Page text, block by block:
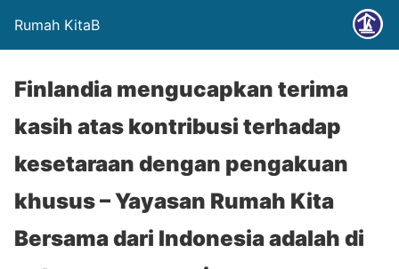
Rumah KitaB
Finlandia mengucapkan terima
kasih atas kontribusi terhadap
kesetaraan dengan pengakuan
khusus – Yayasan Rumah Kita
Bersama dari Indonesia adalah di